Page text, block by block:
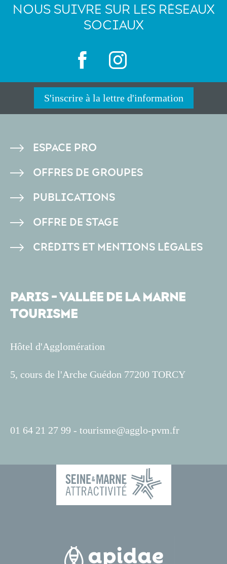
NOUS SUIVRE SUR LES RÉSEAUX
SOCIAUX
S'inscrire à la lettre d'information
PIED
DE
ESPACE PRO
OFFRES DE GROUPES
PUBLICATIONS
OFFRE DE STAGE
CRÉDITS ET MENTIONS LÉGALES
PARIS - VALLÉE DE LA MARNE
TOURISME
Hôtel d'Agglomération
5, cours de l'Arche Guédon 77200 TORCY
01 64 21 27 99 - tourisme@agglo-pvm.fr